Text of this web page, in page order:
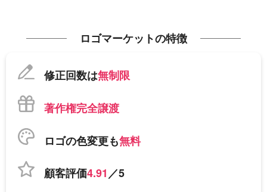
ロゴマーケットの特徴
修正回数は無制限
著作権完全譲渡
ロゴの色変更も無料
顧客評価4.91／5